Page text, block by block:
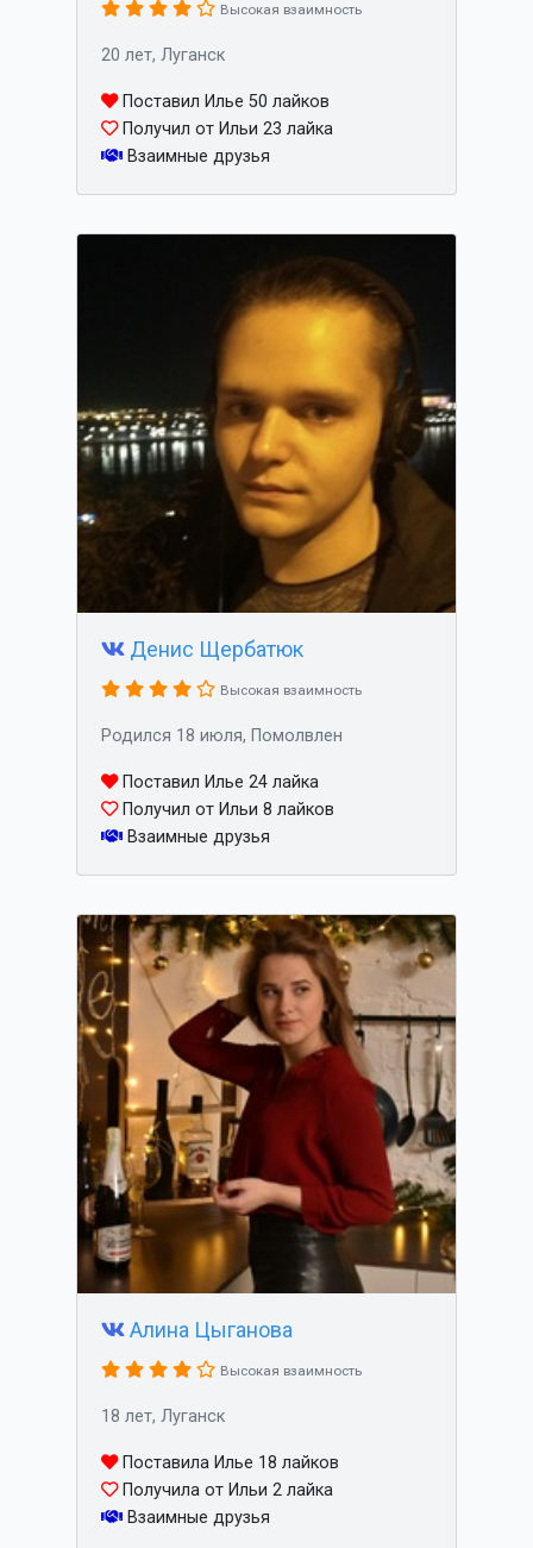
Высокая взаимность
20 лет, Луганск
Поставил Илье 50 лайков
Получил от Ильи 23 лайка
Взаимные друзья
Денис Щербатюк
Высокая взаимность
Родился 18 июля, Помолвлен
Поставил Илье 24 лайка
Получил от Ильи 8 лайков
Взаимные друзья
Алина Цыганова
Высокая взаимность
18 лет, Луганск
Поставила Илье 18 лайков
Получила от Ильи 2 лайка
Взаимные друзья